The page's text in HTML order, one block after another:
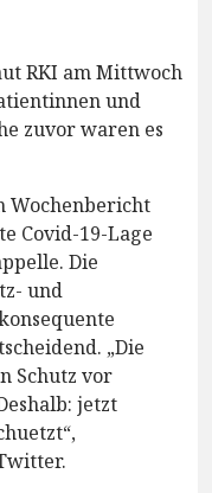
RKI am Mittwoch
und
zuvor waren es
Wochenbericht
Covid-19-Lage
Die
und
„Die
Schutz vor
jetzt